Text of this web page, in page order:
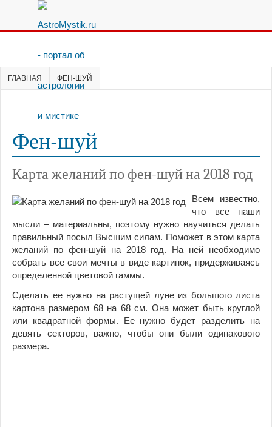
ГЛАВНАЯ ФЕН-ШУЙ
Фен-шуй
Карта желаний по фен-шуй на 2018 год
Всем известно,
что все наши
мысли – материальны, поэтому нужно научиться делать
правильный посыл Высшим силам. Поможет в этом карта
желаний по фен-шуй на 2018 год. На ней необходимо
собрать все свои мечты в виде картинок, придерживаясь
определенной цветовой гаммы.
Сделать ее нужно на растущей луне из большого листа
картона размером 68 на 68 см. Она может быть круглой
или квадратной формы. Ее нужно будет разделить на
девять секторов, важно, чтобы они были одинакового
размера.